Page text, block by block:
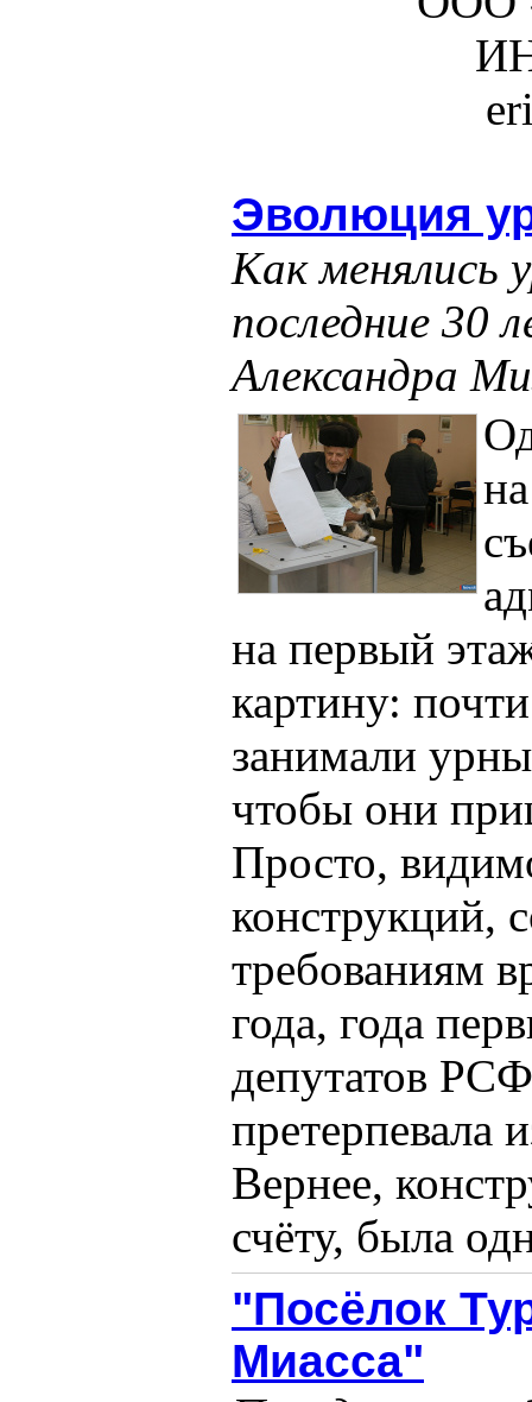
Эволюция
Как менялись
последние 30
Александра
на первый
картину:
занимали
чтобы они
Просто,
конструкций,
требованиям
года, года
депутатов
претерпевала
Вернее,
счёту, была
"Посёлок
Миасса"